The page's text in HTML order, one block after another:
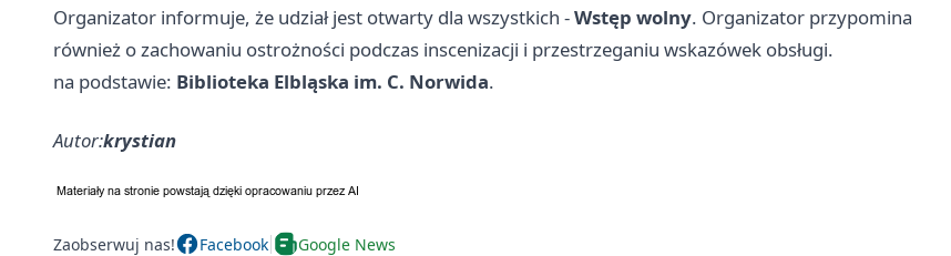
Organizator informuje, że udział jest otwarty dla wszystkich -Wstęp wolny. Organizator przypomina
również o zachowaniu ostrożności podczas inscenizacji i przestrzeganiu wskazówek obsługi.
na podstawie: Biblioteka Elbląska im. C. Norwida.
Autor:krystian
Zaobserwuj nas! Facebook Google News